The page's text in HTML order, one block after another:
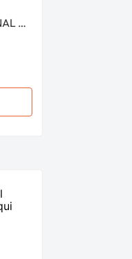
FILTRO COMBUSTIBLE ORIGINAL MAHINDRA PICK UP 2018 2021